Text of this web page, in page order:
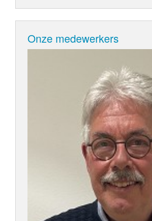
Onze medewerkers